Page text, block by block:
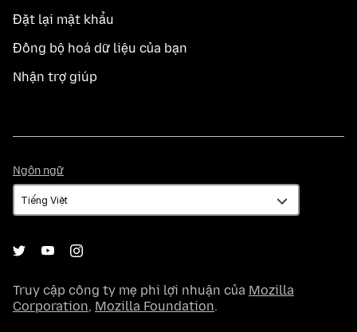
Đặt lại mật khẩu
Đồng bộ hoá dữ liệu của bạn
Nhận trợ giúp
Ngôn ngữ
ngữ
Truy cập công ty mẹ phi lợi nhuận của Mozilla
Corporation, Mozilla Foundation.